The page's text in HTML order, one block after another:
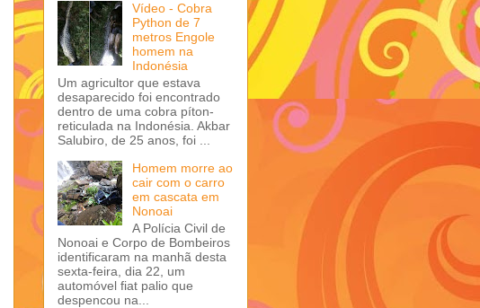
Vídeo - Cobra
Python de 7
metros Engole
homem na
Indonésia
Um agricultor que estava
desaparecido foi encontrado
dentro de uma cobra píton-
reticulada na Indonésia. Akbar
Salubiro, de 25 anos, foi ...
Homem morre ao
cair com o carro
em cascata em
Nonoai
A Polícia Civil de
Nonoai e Corpo de Bombeiros
identificaram na manhã desta
sexta-feira, dia 22, um
automóvel fiat palio que
despencou na...